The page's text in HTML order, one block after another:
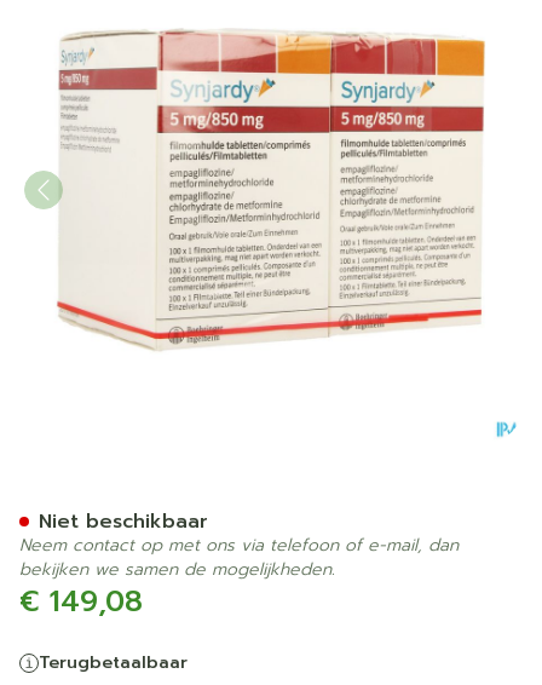
€ 149,08
Terugbetaalbaar
Niet beschikbaar
Neem contact op met ons via telefoon of e-mail, dan
bekijken we samen de mogelijkheden.